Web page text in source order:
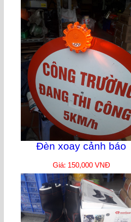
Đèn xoay cảnh báo
Giá: 150,000 VNĐ